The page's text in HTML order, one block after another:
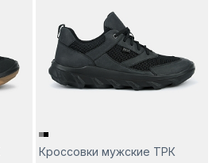
Кроссовки мужские ТРК